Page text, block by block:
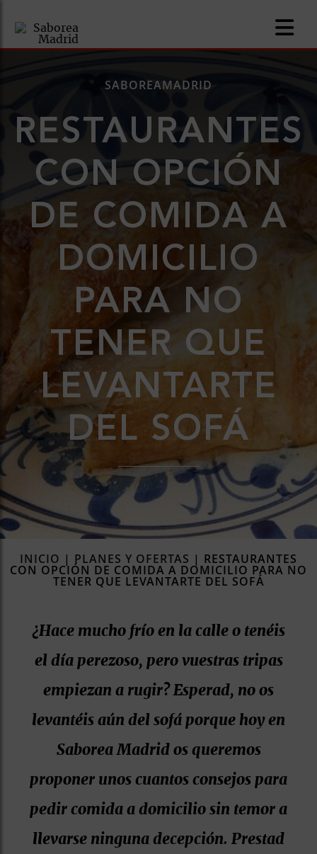
SABOREAMADRID
RESTAURANTES
CON OPCIÓN
DE COMIDA A
DOMICILIO
PARA NO
TENER QUE
LEVANTARTE
DEL SOFÁ
INICIO | PLANES Y OFERTAS | RESTAURANTES
CON OPCIÓN DE COMIDA A DOMICILIO PARA NO
TENER QUE LEVANTARTE DEL SOFÁ
¿Hace mucho frío en la calle o tenéis
el día perezoso, pero vuestras tripas
empiezan a rugir? Esperad, no os
levantéis aún del sofá porque hoy en
Saborea Madrid os queremos
proponer unos cuantos consejos para
pedir comida a domicilio sin temor a
llevarse ninguna decepción. Prestad